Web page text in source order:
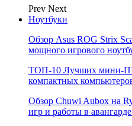
Prev Next
Ноутбуки
Обзор Asus ROG Strix
мощного игрового
ТОП-10 Лучших мини-
компактных
Обзор Chuwi Aubox на
игр и работы в